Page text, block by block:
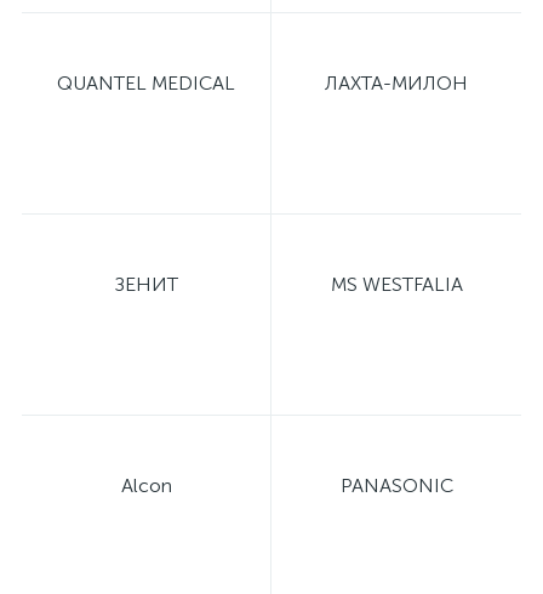
QUANTEL MEDICAL ЛАХТА-МИЛОН
ЗЕНИТ MS WESTFALIA
Alcon PANASONIC